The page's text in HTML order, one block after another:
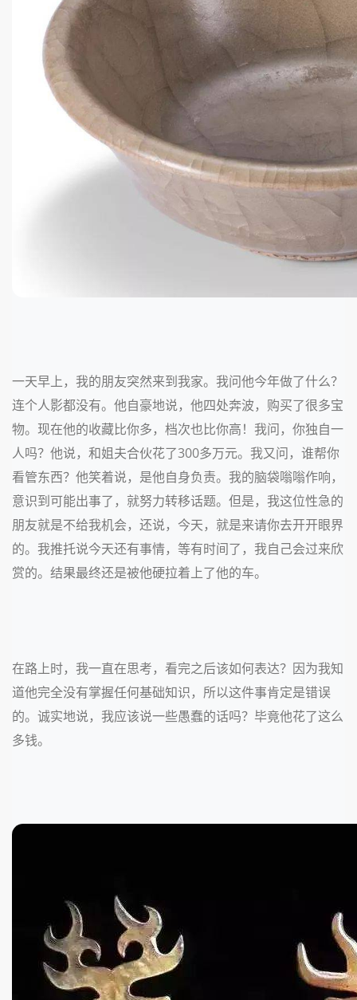
一天早上，我的朋友突然来到我家。我问他今年做了什么？
连个人影都没有。他自豪地说，他四处奔波，购买了很多宝
物。现在他的收藏比你多，档次也比你高！我问，你独自一
人吗？他说，和姐夫合伙花了300多万元。我又问，谁帮你
看管东西？他笑着说，是他自身负责。我的脑袋嗡嗡作响，
意识到可能出事了，就努力转移话题。但是，我这位性急的
朋友就是不给我机会，还说，今天，就是来请你去开开眼界
的。我推托说今天还有事情，等有时间了，我自己会过来欣
赏的。结果最终还是被他硬拉着上了他的车。
在路上时，我一直在思考，看完之后该如何表达？因为我知
道他完全没有掌握任何基础知识，所以这件事肯定是错误
的。诚实地说，我应该说一些愚蠢的话吗？毕竟他花了这么
多钱。